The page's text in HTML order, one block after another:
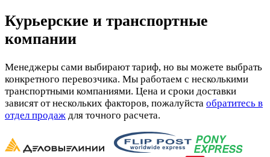
Курьерские и транспортные
компании
Менеджеры сами выбирают тариф, но вы можете выбрать
конкретного перевозчика. Мы работаем с несколькими
транспортными компаниями. Цена и сроки доставки
зависят от нескольких факторов, пожалуйста обратитесь в
отдел продаж для точного расчета.